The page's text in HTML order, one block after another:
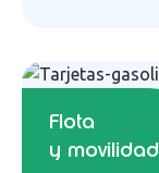
Flota
y movilidad
Ofrecemos
flotas.